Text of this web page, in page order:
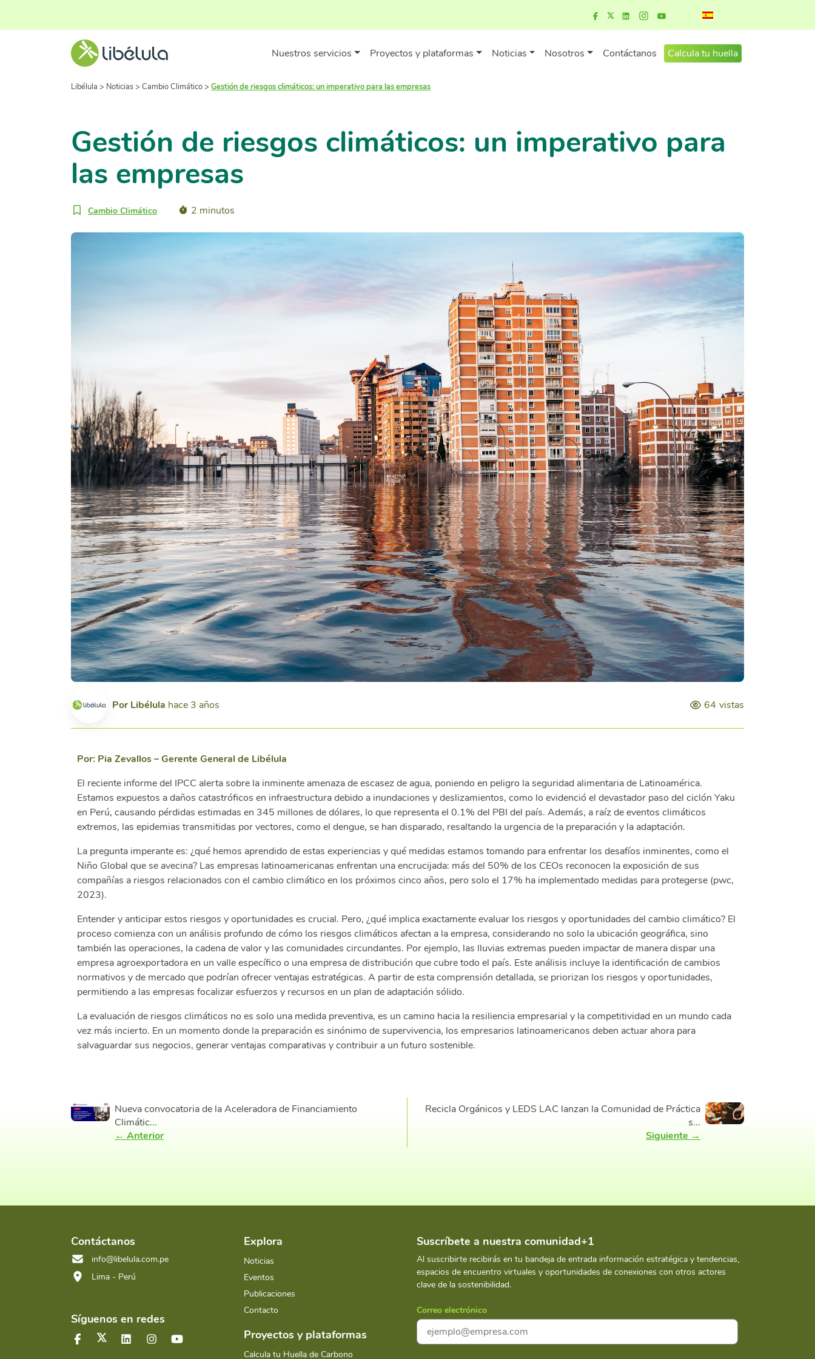
Nuestros servicios Proyectos y plataformas Noticias Nosotros Contáctanos Calcula tu huella
Libélula > Noticias> Cambio Climático> Gestión de riesgos climáticos: un imperativo para las empresas
Gestión de riesgos climáticos: un imperativo para
las empresas
Cambio Climático 2 minutos
PorLibélula hace 3 años 64 vistas
Por: Pia Zevallos – Gerente General de Libélula
El reciente informe del IPCC alerta sobre la inminente amenaza de escasez de agua, poniendo en peligro la seguridad alimentaria de Latinoamérica.
Estamos expuestos a daños catastróficos en infraestructura debido a inundaciones y deslizamientos, como lo evidenció el devastador paso del ciclón Yaku
en Perú, causando pérdidas estimadas en 345 millones de dólares, lo que representa el 0.1% del PBI del país. Además, a raíz de eventos climáticos
extremos, las epidemias transmitidas por vectores, como el dengue, se han disparado, resaltando la urgencia de la preparación y la adaptación.
La pregunta imperante es: ¿qué hemos aprendido de estas experiencias y qué medidas estamos tomando para enfrentar los desafíos inminentes, como el
Niño Global que se avecina? Las empresas latinoamericanas enfrentan una encrucijada: más del 50% de los CEOs reconocen la exposición de sus
compañías a riesgos relacionados con el cambio climático en los próximos cinco años, pero solo el 17% ha implementado medidas para protegerse (pwc,
2023).
Entender y anticipar estos riesgos y oportunidades es crucial. Pero, ¿qué implica exactamente evaluar los riesgos y oportunidades del cambio climático? El
proceso comienza con un análisis profundo de cómo los riesgos climáticos afectan a la empresa, considerando no solo la ubicación geográfica, sino
también las operaciones, la cadena de valor y las comunidades circundantes. Por ejemplo, las lluvias extremas pueden impactar de manera dispar una
empresa agroexportadora en un valle específico o una empresa de distribución que cubre todo el país. Este análisis incluye la identificación de cambios
normativos y de mercado que podrían ofrecer ventajas estratégicas. A partir de esta comprensión detallada, se priorizan los riesgos y oportunidades,
permitiendo a las empresas focalizar esfuerzos y recursos en un plan de adaptación sólido.
La evaluación de riesgos climáticos no es solo una medida preventiva, es un camino hacia la resiliencia empresarial y la competitividad en un mundo cada
vez más incierto. En un momento donde la preparación es sinónimo de supervivencia, los empresarios latinoamericanos deben actuar ahora para
salvaguardar sus negocios, generar ventajas comparativas y contribuir a un futuro sostenible.
Nueva convocatoria de la Aceleradora de Financiamiento
Climátic...
← Anterior
Recicla Orgánicos y LEDS LAC lanzan la Comunidad de Práctica
s...
Siguiente →
Contáctanos
info@libelula.com.pe
Lima - Perú
Síguenos en redes
Explora
Noticias
Eventos
Publicaciones
Contacto
Proyectos y plataformas
Calcula tu Huella de Carbono
Suscríbete a nuestra comunidad+1
Al suscribirte recibirás en tu bandeja de entrada información estratégica y tendencias,
espacios de encuentro virtuales y oportunidades de conexiones con otros actores
clave de la sostenibilidad.
Correo electrónico